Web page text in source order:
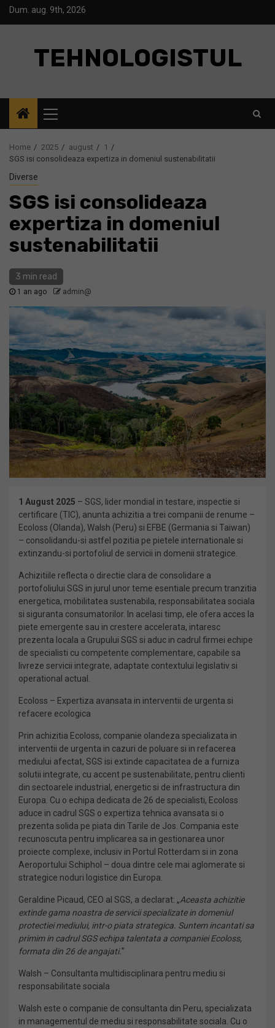
SkipDum. aug. 9th, 2026
TEHNOLOGISTUL
Menu
Home 2025 august
1
SGS isi consolideaza expertiza in domeniul sustenabilitatii
Diverse
SGS isi consolideaza
expertiza in domeniul
sustenabilitatii
3 min read
1 an ago admin@
1 August 2025 – SGS, lider mondial in testare, inspectie si
certificare (TIC), anunta achizitia a trei companii de renume –
Ecoloss (Olanda), Walsh (Peru) si EFBE (Germania si Taiwan)
– consolidandu-si astfel pozitia pe pietele internationale si
extinzandu-si portofoliul de servicii in domenii strategice.
Achizitiile reflecta o directie clara de consolidare a
portofoliului SGS in jurul unor teme esentiale precum tranzitia
energetica, mobilitatea sustenabila, responsabilitatea sociala
si siguranta consumatorilor. In acelasi timp, ele ofera acces la
piete emergente sau in crestere accelerata, intaresc
prezenta locala a Grupului SGS si aduc in cadrul firmei echipe
de specialisti cu competente complementare, capabile sa
livreze servicii integrate, adaptate contextului legislativ si
operational actual.
Ecoloss – Expertiza avansata in interventii de urgenta si
refacere ecologica
Prin achizitia Ecoloss, companie olandeza specializata in
interventii de urgenta in cazuri de poluare si in refacerea
mediului afectat, SGS isi extinde capacitatea de a furniza
solutii integrate, cu accent pe sustenabilitate, pentru clienti
din sectoarele industrial, energetic si de infrastructura din
Europa. Cu o echipa dedicata de 26 de specialisti, Ecoloss
aduce in cadrul SGS o expertiza tehnica avansata si o
prezenta solida pe piata din Tarile de Jos. Compania este
recunoscuta pentru implicarea sa in gestionarea unor
proiecte complexe, inclusiv in Portul Rotterdam si in zona
Aeroportului Schiphol – doua dintre cele mai aglomerate si
strategice noduri logistice din Europa.
Geraldine Picaud, CEO al SGS, a declarat: „Aceasta achizitie
extinde gama noastra de servicii specializate in domeniul
protectiei mediului, intr-o piata strategica. Suntem incantati sa
primim in cadrul SGS echipa talentata a companiei Ecoloss,
formata din 26 de angajati.”
Walsh – Consultanta multidisciplinara pentru mediu si
responsabilitate sociala
Walsh este o companie de consultanta din Peru, specializata
in managementul de mediu si responsabilitate sociala. Cu o